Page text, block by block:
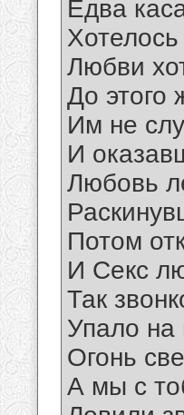
Едва
Любви
До этого
Им не
И
Любовь
Потом
И Секс
Так
Упало на
Огонь
А мы с